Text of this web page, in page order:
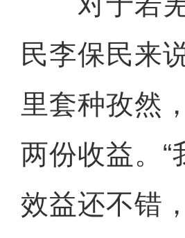
民李保民来
里套种孜然
两份收益。
效益还不错